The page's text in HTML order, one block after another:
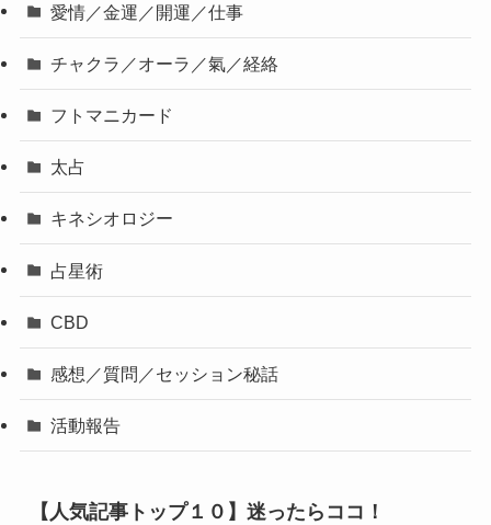
愛情／金運／開運／仕事
チャクラ／オーラ／氣／経絡
フトマニカード
太占
キネシオロジー
占星術
CBD
感想／質問／セッション秘話
活動報告
【人気記事トップ１０】迷ったらココ！